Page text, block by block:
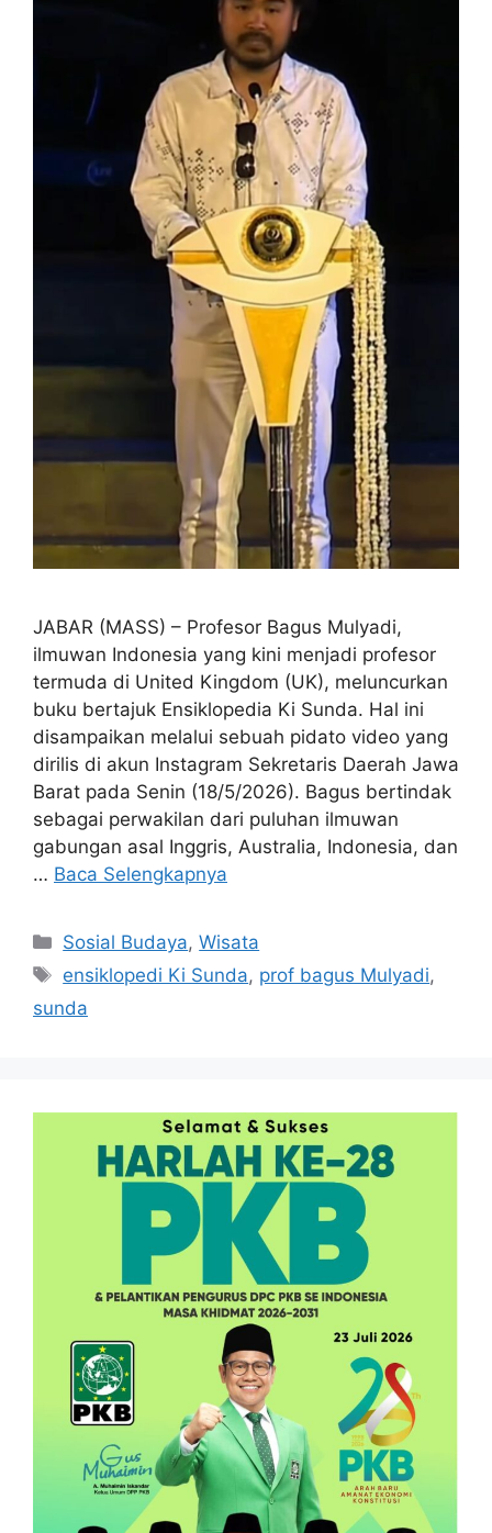
JABAR (MASS) – Profesor Bagus Mulyadi,
ilmuwan Indonesia yang kini menjadi profesor
termuda di United Kingdom (UK), meluncurkan
buku bertajuk Ensiklopedia Ki Sunda. Hal ini
disampaikan melalui sebuah pidato video yang
dirilis di akun Instagram Sekretaris Daerah Jawa
Barat pada Senin (18/5/2026). Bagus bertindak
sebagai perwakilan dari puluhan ilmuwan
gabungan asal Inggris, Australia, Indonesia, dan
… Baca Selengkapnya
Kategori
Sosial Budaya,Wisata
Tag
ensiklopedi Ki Sunda, prof bagus Mulyadi,
sunda